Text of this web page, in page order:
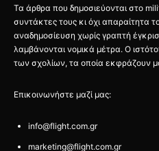
Τα άρθρα που δημοσιεύονται στο
συντάκτες τους κι όχι απαραίτητα
αναδημοσίευση χωρίς γραπτή
λαμβάνονται νομικά μέτρα. Ο
των σχολίων, τα οποία εκφράζουν
Επικοινωνήστε μαζί μας:
info@flight.com.gr
marketing@flight.com.gr